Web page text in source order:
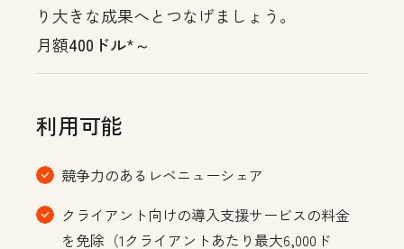
り大きな成果へとつなげましょう。
月額400ドル*～
利用可能
競争力のあるレベニューシェア
クライアント向けの導入支援サービスの料金
を免除（1クライアントあたり最大6,000ド